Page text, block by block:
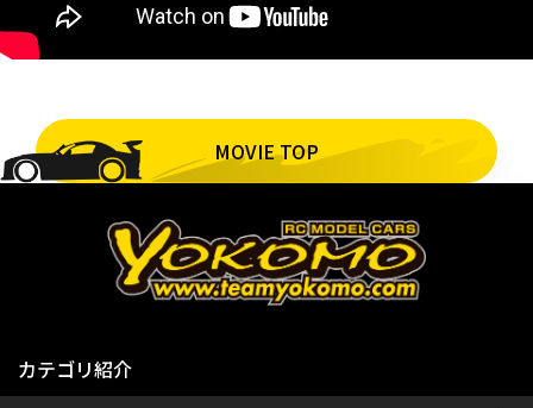
MOVIE TOP
カテゴリ紹介